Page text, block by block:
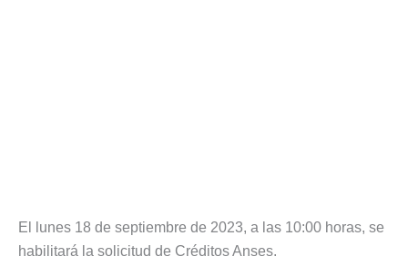
El lunes 18 de septiembre de 2023, a las 10:00 horas, se
habilitará la solicitud de Créditos Anses.